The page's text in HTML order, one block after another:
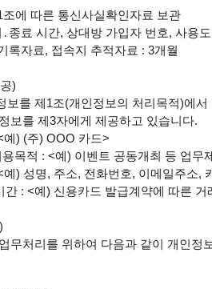
에 따른 통신사실확인자료 보관
종료 시간, 상대방 가입자 번호, 사용
록자료, 접속지 추적자료 : 3개월
)
를 제1조(개인정보의 처리목적)에
보를 제3자에게 제공하고 있습니다.
) (주) OOO 카드>
목적 : <예) 이벤트 공동개최 등 업무
) 성명, 주소, 전화번호, 이메일주소,
간 : <예) 신용카드 발급계약에 따른 거
무처리를 위하여 다음과 같이 개인정